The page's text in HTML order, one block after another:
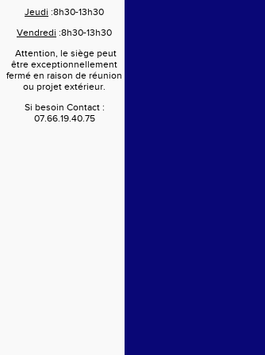
Jeudi :8h30-13h30
Vendredi :8h30-13h30
Attention, le siège peut
être exceptionnellement
fermé en raison de réunion
ou projet extérieur.
Si besoin Contact :
07.66.19.40.75